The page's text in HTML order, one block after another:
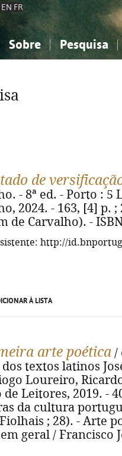
EN FR
Sobre Pesquisa
Ciências sociais...
Ciências sociais...
de
- 8ª ed. - Porto : 5
2024. - 163, [4] p.
de Carvalho). -
http://
À LISTA
arte poética /
textos latinos
Loureiro,
Leitores, 2019. -
da cultura
; 28). - Arte
geral / Francisco